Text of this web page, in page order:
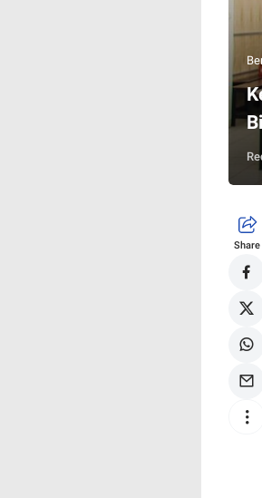
Share